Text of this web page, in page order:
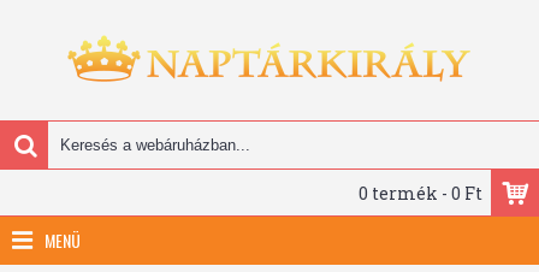
0 termék - 0 Ft
MENÜ